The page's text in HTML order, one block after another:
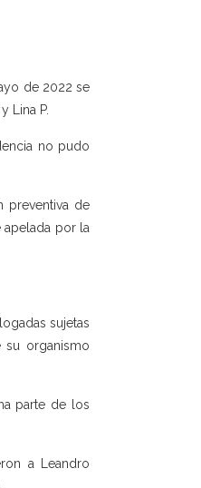
de 2022 se
Lina P.
no pudo
preventiva de
apelada por la
sujetas
su organismo
parte de los
a Leandro